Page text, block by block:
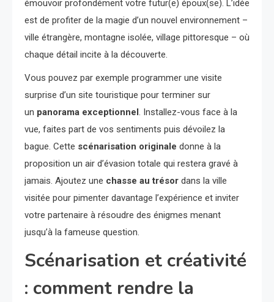
émouvoir profondément votre futur(e) époux(se). L’idée
est de profiter de la magie d’un nouvel environnement –
ville étrangère, montagne isolée, village pittoresque – où
chaque détail incite à la découverte.
Vous pouvez par exemple programmer une visite
surprise d’un site touristique pour terminer sur
un panorama exceptionnel. Installez-vous face à la
vue, faites part de vos sentiments puis dévoilez la
bague. Cette scénarisation originale donne à la
proposition un air d’évasion totale qui restera gravé à
jamais. Ajoutez une chasse au trésor dans la ville
visitée pour pimenter davantage l’expérience et inviter
votre partenaire à résoudre des énigmes menant
jusqu’à la fameuse question.
Scénarisation et créativité
: comment rendre la